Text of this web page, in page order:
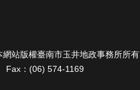
站版權臺南市玉井地政事務所所有
Fax：(06) 574-1169